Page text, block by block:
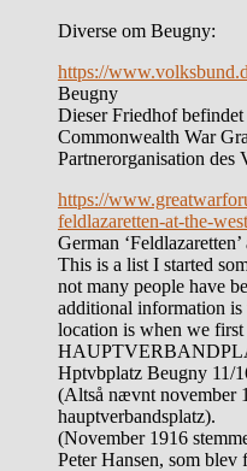
Diverse om Beugny:
https://
Beugny
Dieser Friedhof
Commonwealth War
Partnerorganisation des
https://
feldlazaretten-at-the-
German
This is a list I started
not many people have
additional information is
location is when we
Hptvbplatz Beugny 11/
(Altså nævnt november
hauptverbandsplatz).
(November 1916
Peter Hansen, som